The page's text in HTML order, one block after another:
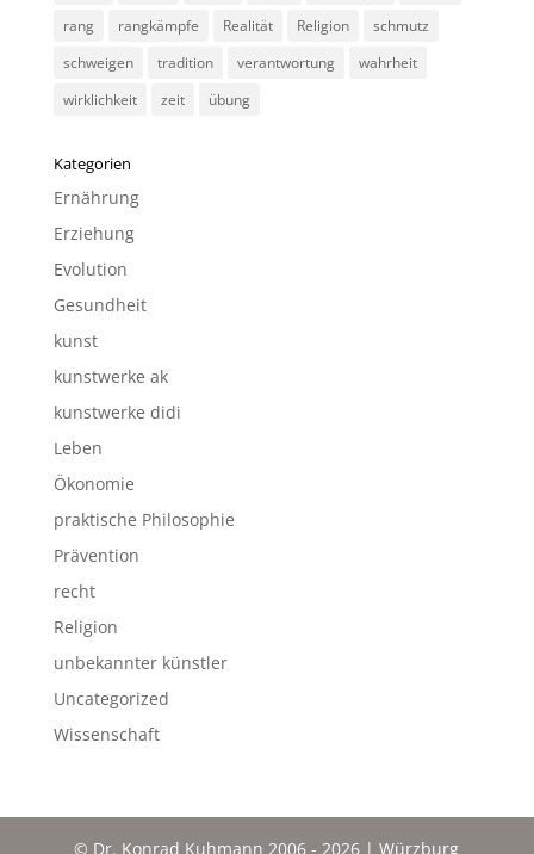
rang
rangkämpfe Realität Religion
schmutz
schweigen
tradition verantwortung
wahrheit
wirklichkeit
zeit übung
Kategorien
Ernährung
Erziehung
Evolution
Gesundheit
kunst
kunstwerke ak
kunstwerke didi
Leben
Ökonomie
praktische Philosophie
Prävention
recht
Religion
unbekannter künstler
Uncategorized
Wissenschaft
© Dr. Konrad Kuhmann 2006 - 2026 | Würzburg